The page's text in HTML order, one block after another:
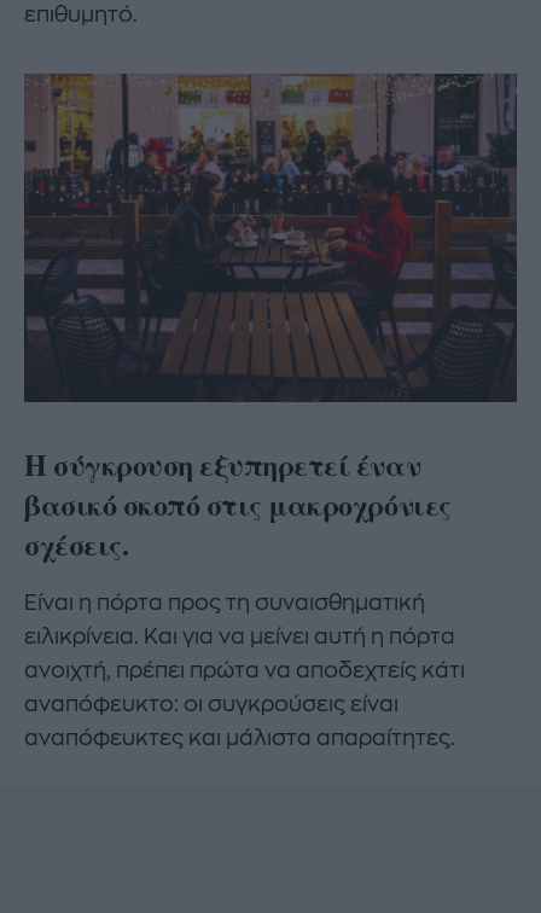
επιθυμητό.
Η σύγκρουση εξυπηρετεί έναν
βασικό σκοπό στις μακροχρόνιες
σχέσεις.
Είναι η πόρτα προς τη συναισθηματική
ειλικρίνεια. Και για να μείνει αυτή η πόρτα
ανοιχτή, πρέπει πρώτα να αποδεχτείς κάτι
αναπόφευκτο: οι συγκρούσεις είναι
αναπόφευκτες και μάλιστα απαραίτητες.